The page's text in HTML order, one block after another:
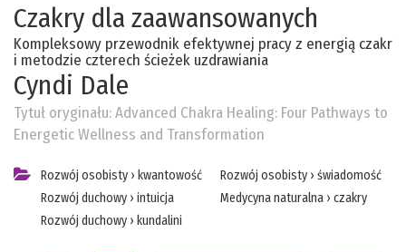
Czakry dla zaawansowanych
Kompleksowy przewodnik efektywnej pracy z energią czakr
i metodzie czterech ścieżek uzdrawiania
Cyndi Dale
Tytuł oryginału:Advanced Chakra Healing: Four Pathways to
Energetic Wellness and Transformation
Rozwój osobisty › kwantowość
Rozwój duchowy › intuicja
Rozwój duchowy › kundalini
Rozwój osobisty › świadomość
Medycyna naturalna › czakry